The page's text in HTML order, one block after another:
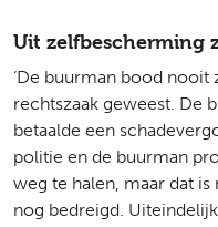
Uit zelfbescherming
‘De buurman bood nooit
rechtszaak geweest. De
betaalde een
politie en de buurman
weg te halen, maar dat
nog bedreigd.